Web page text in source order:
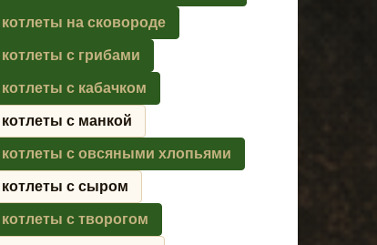
котлеты на сковороде
котлеты с грибами
котлеты с кабачком
котлеты с манкой
котлеты с овсяными хлопьями
котлеты с сыром
котлеты с творогом